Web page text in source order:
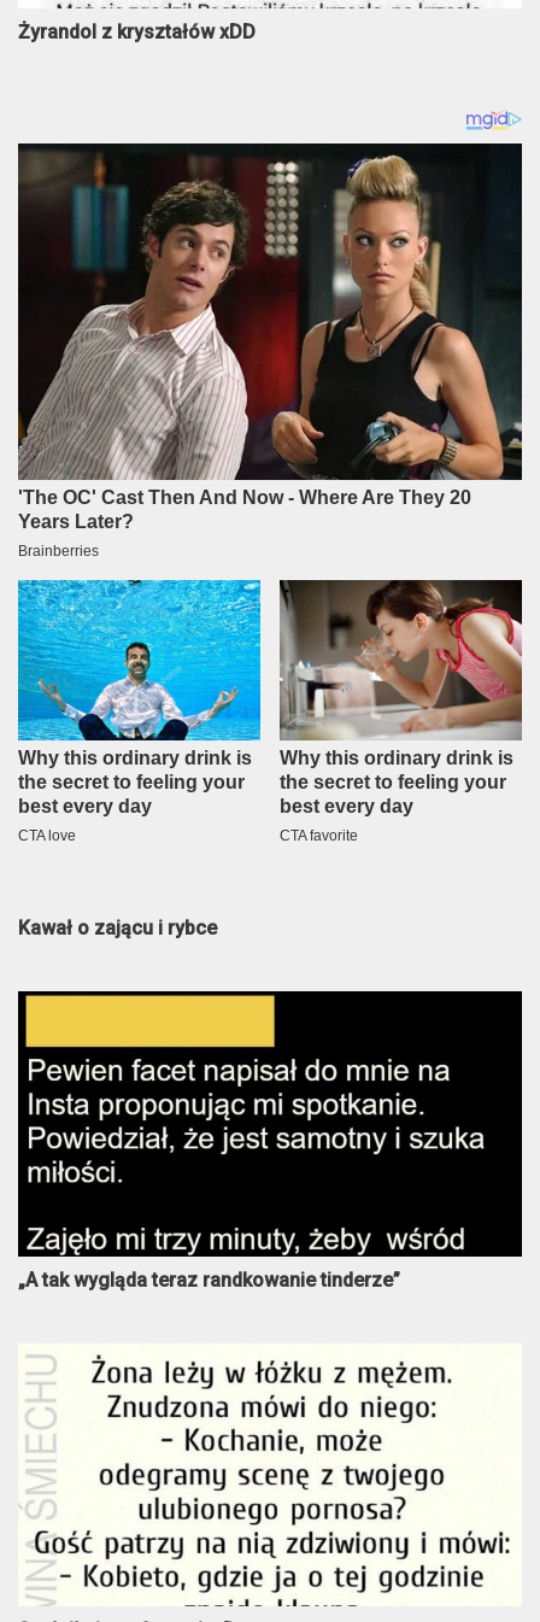
Żyrandol z kryształów xDD
Kawał o zającu i rybce
„A tak wygląda teraz randkowanie tinderze”